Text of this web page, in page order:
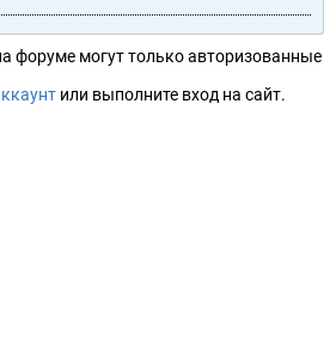
форуме могут только авторизованные
или выполните вход на сайт.